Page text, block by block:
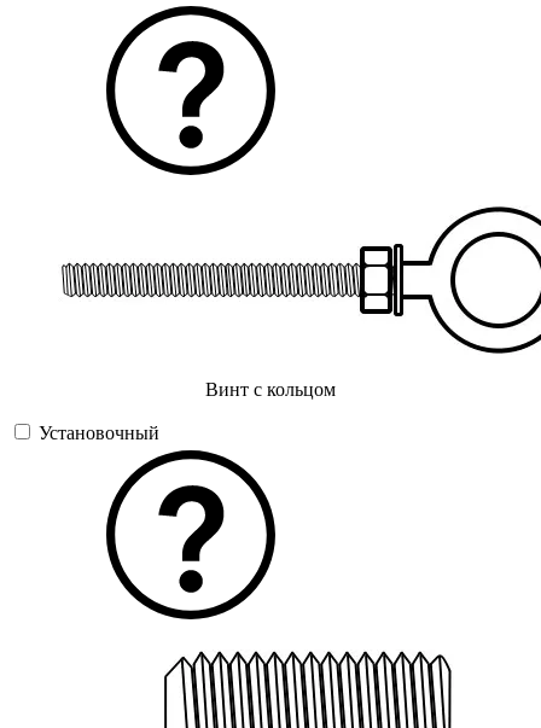
Винт с кольцом
Установочный